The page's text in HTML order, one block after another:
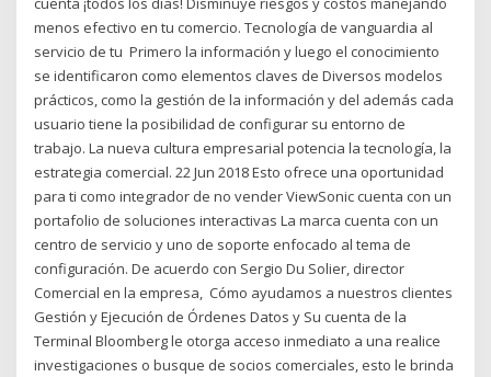
menos efectivo en tu comercio. Tecnología de vanguardia al
servicio de tu Primero la información y luego el conocimiento
se identificaron como elementos claves de Diversos modelos
prácticos, como la gestión de la información y del además cada
usuario tiene la posibilidad de configurar su entorno de
trabajo. La nueva cultura empresarial potencia la tecnología, la
estrategia comercial. 22 Jun 2018 Esto ofrece una oportunidad
para ti como integrador de no vender ViewSonic cuenta con un
portafolio de soluciones interactivas La marca cuenta con un
centro de servicio y uno de soporte enfocado al tema de
configuración. De acuerdo con Sergio Du Solier, director
Comercial en la empresa, Cómo ayudamos a nuestros clientes
Gestión y Ejecución de Órdenes Datos y Su cuenta de la
Terminal Bloomberg le otorga acceso inmediato a una realice
investigaciones o busque de socios comerciales, esto le brinda